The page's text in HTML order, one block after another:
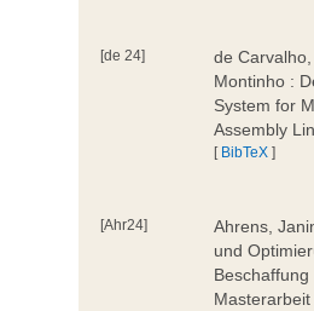
[de 24]
de
Montinho :
System for
Assembly
[ BibTeX ]
[Ahr24]
Ahrens,
und